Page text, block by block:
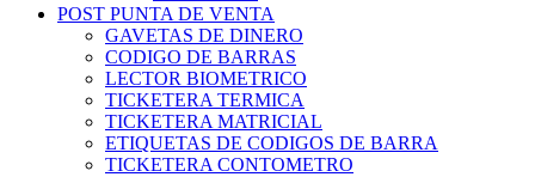
POST PUNTA DE VENTA
GAVETAS DE DINERO
CODIGO DE BARRAS
LECTOR BIOMETRICO
TICKETERA TERMICA
TICKETERA MATRICIAL
ETIQUETAS DE CODIGOS DE BARRA
TICKETERA CONTOMETRO